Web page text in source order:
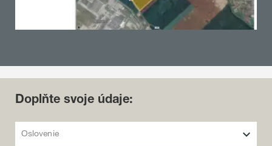
Doplňte svoje údaje:
Oslovenie